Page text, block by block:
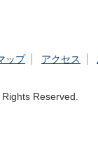
ップ アクセス
Reserved.